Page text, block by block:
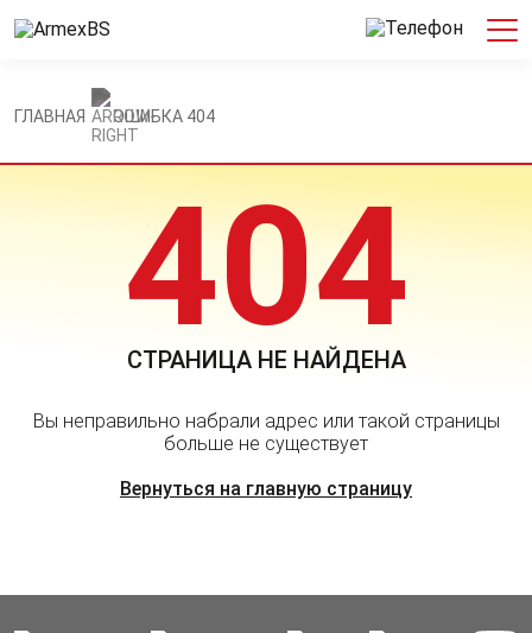
ГЛАВНАЯ ОШИБКА 404
404
СТРАНИЦА НЕ НАЙДЕНА
Вы неправильно набрали адрес или такой страницы
больше не существует
Вернуться на главную страницу